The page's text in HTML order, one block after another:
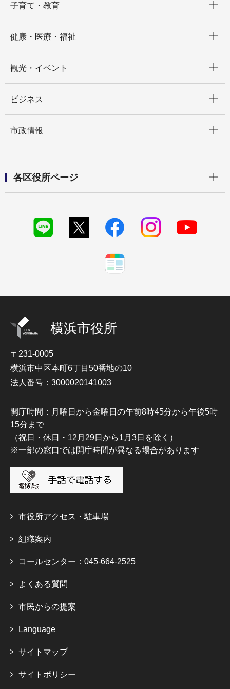
子育て・教育
健康・医療・福祉
観光・イベント
ビジネス
市政情報
各区役所ページ
横浜市役所
〒231-0005
横浜市中区本町6丁目50番地の10
法人番号：3000020141003
開庁時間：月曜日から金曜日の午前8時45分から午後5時
15分まで
（祝日・休日・12月29日から1月3日を除く）
※一部の窓口では開庁時間が異なる場合があります
市役所アクセス・駐車場
組織案内
コールセンター：045-664-2525
よくある質問
市民からの提案
Language
サイトマップ
サイトポリシー